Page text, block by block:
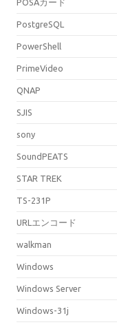
POSAカード
PostgreSQL
PowerShell
PrimeVideo
QNAP
SJIS
sony
SoundPEATS
STAR TREK
TS-231P
URLエンコード
walkman
Windows
Windows Server
Windows-31j